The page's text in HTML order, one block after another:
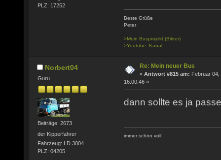
PLZ: 17252
Beste Grüße
Peter
>Mein Busprojekt (Bilder)
>Youtube- Kanal
Norbert04
Guru
Beiträge: 2673
der Kipperfahrer
Fahrzeug: LD 3004
PLZ: 04205
Re: Mein neuer Bus
« Antwort #815 am: Februar 04,
16:00:46 »
dann sollte es ja
immer schön voll